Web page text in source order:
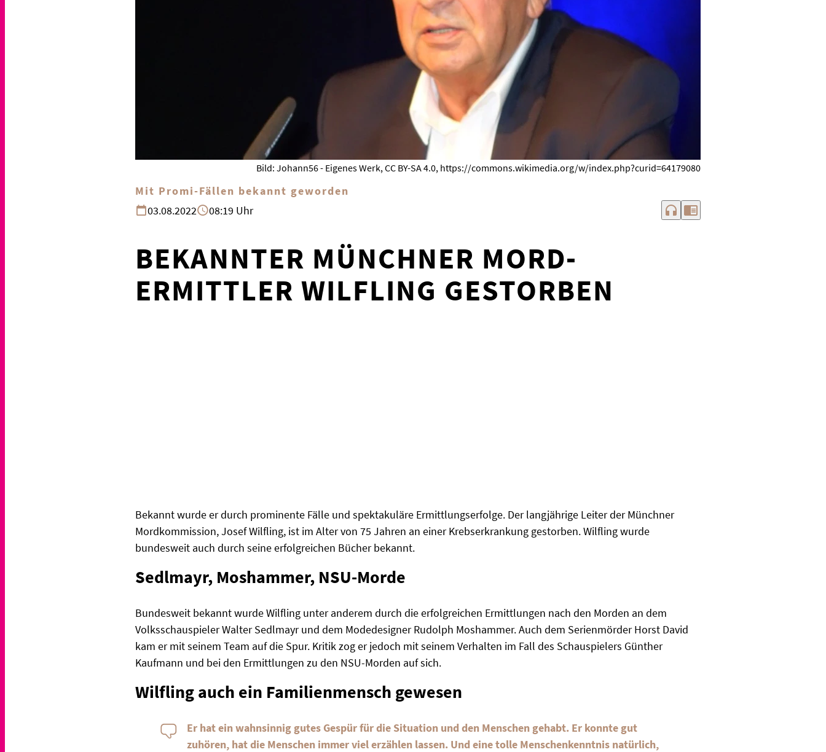
Bild: Johann56 - Eigenes Werk, CC BY-SA 4.0, https://commons.wikimedia.org/w/index.php?curid=64179080
Mit Promi-Fällen bekannt geworden
03.08.2022
08:19 Uhr headphones chrome_reader_mode
BEKANNTER MÜNCHNER MORD-
ERMITTLER WILFLING GESTORBEN
Bekannt wurde er durch prominente Fälle und spektakuläre Ermittlungserfolge. Der langjährige Leiter der Münchner
Mordkommission, Josef Wilfling, ist im Alter von 75 Jahren an einer Krebserkrankung gestorben. Wilfling wurde
bundesweit auch durch seine erfolgreichen Bücher bekannt.
Sedlmayr, Moshammer, NSU-Morde
Bundesweit bekannt wurde Wilfling unter anderem durch die erfolgreichen Ermittlungen nach den Morden an dem
Volksschauspieler Walter Sedlmayr und dem Modedesigner Rudolph Moshammer. Auch dem Serienmörder Horst David
kam er mit seinem Team auf die Spur. Kritik zog er jedoch mit seinem Verhalten im Fall des Schauspielers Günther
Kaufmann und bei den Ermittlungen zu den NSU-Morden auf sich.
Wilfling auch ein Familienmensch gewesen
Er hat ein wahnsinnig gutes Gespür für die Situation und den Menschen gehabt. Er konnte gut
zuhören, hat die Menschen immer viel erzählen lassen. Und eine tolle Menschenkenntnis natürlich,